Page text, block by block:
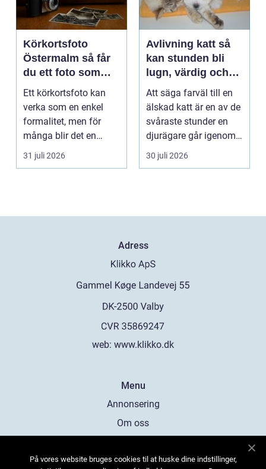
Körkortsfoto
Östermalm så får
du ett foto som
alltid blir godkänt
Ett körkortsfoto kan
verka som en enkel
formalitet, men för
många blir det en
oväntad källa till str...
31 juli 2026
Avlivning katt så
kan stunden bli
lugn, värdig och
trygg
Att säga farväl till en
älskad katt är en av de
svåraste stunder en
djurägare går igenom.
Beslutet o...
30 juli 2026
Adress
web: www.klikko.dk
Menu
Annonsering
Om oss
Kontakta oss
På vores website bruges cookies til at huske dine indstillinger,